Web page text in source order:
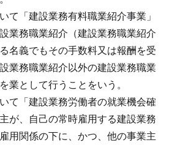
て「建設業務有料職業紹介事業」
業務職業紹介（建設業務職業紹介
名義でもその手数料又は報酬を受
業務職業紹介以外の建設業務職業
業として行うことをいう。
て「建設業務労働者の就業機会確
が、自己の常時雇用する建設業務
用関係の下に、かつ、他の事業主